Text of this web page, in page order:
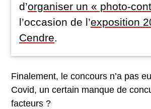
d’organiser un « photo-
l’occasion de l’exposition
Cendre.
Finalement, le concours n’a pas
Covid, un certain manque de
facteurs ?